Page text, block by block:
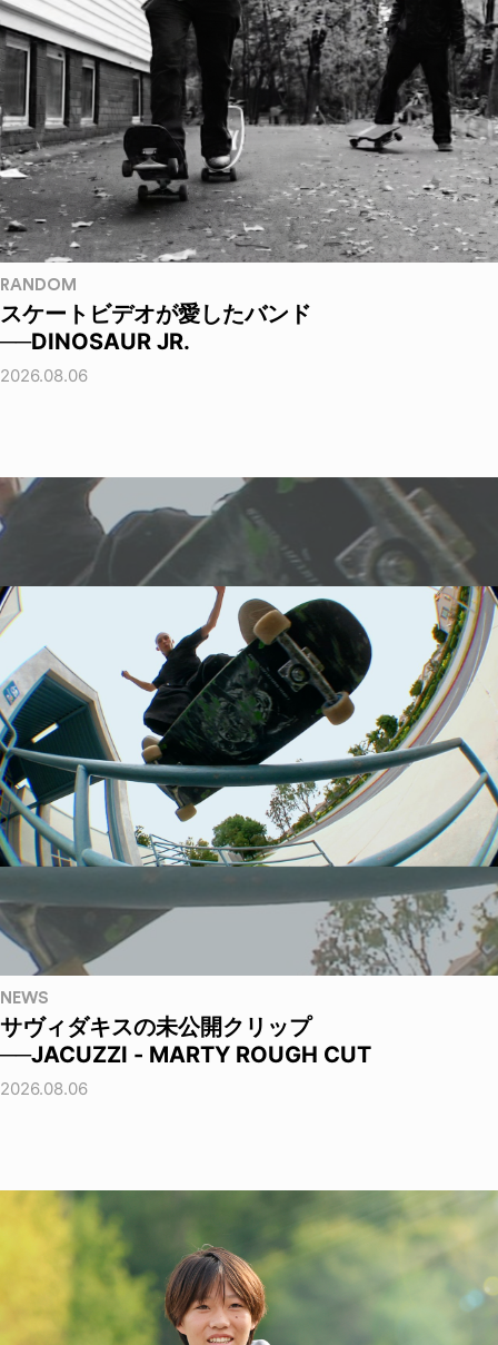
RANDOM
スケートビデオが愛したバンド
──DINOSAUR JR.
2026.08.06
NEWS
サヴィダキスの未公開クリップ
──JACUZZI - MARTY ROUGH CUT
2026.08.06